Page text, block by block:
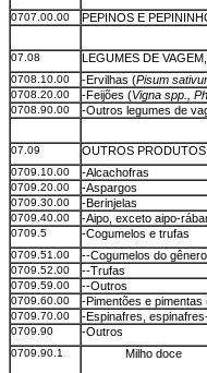
0707.00.00 PEPINOS E
07.08 LEGUMES DE
0708.10.00 -Ervilhas (Pisum
0708.20.00 -Feijões (Vigna spp.,
0708.90.00 -Outros legumes de
07.09 OUTROS
0709.10.00 -Alcachofras
0709.20.00 -Aspargos
0709.30.00 -Berinjelas
0709.40.00 -Aipo, exceto aipo-
0709.5 -Cogumelos e trufas
0709.51.00 --Cogumelos do gênero
0709.52.00 --Trufas
0709.59.00 --Outros
0709.60.00 -Pimentões e
0709.70.00 -Espinafres,
0709.90 -Outros
0709.90.1 Milho doce